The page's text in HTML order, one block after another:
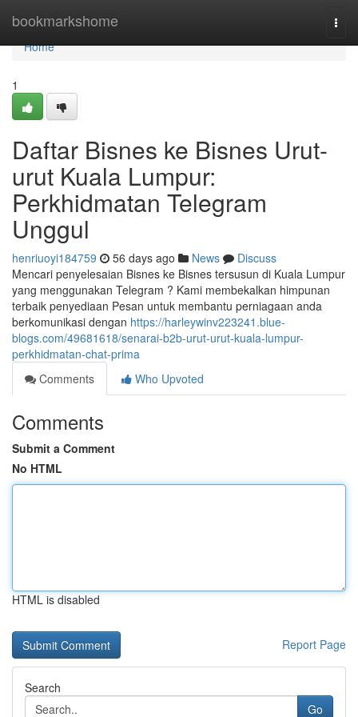
bookmarkshome
Home
Home
1
Daftar Bisnes ke Bisnes Urut-
urut Kuala Lumpur:
Perkhidmatan Telegram
Unggul
henriuoyi184759 56 days ago News
Discuss
Mencari penyelesaian Bisnes ke Bisnes tersusun di Kuala Lumpur
yang menggunakan Telegram ? Kami membekalkan himpunan
terbaik penyediaan Pesan untuk membantu perniagaan anda
berkomunikasi dengan https://harleywinv223241.blue-
blogs.com/49681618/senarai-b2b-urut-urut-kuala-lumpur-
perkhidmatan-chat-prima
Comments
Who Upvoted
Comments
Submit a Comment
No HTML
HTML is disabled
Report Page
Search
Go